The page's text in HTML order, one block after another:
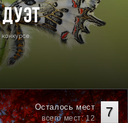
конкурсе
7
Осталось мест
всего мест: 12